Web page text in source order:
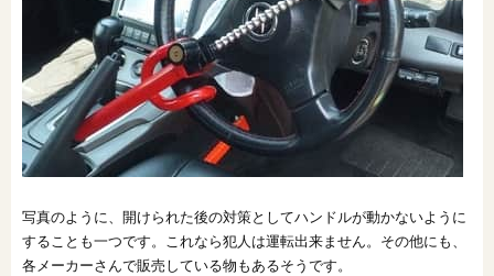
写真のように、開けられた後の対策としてハンドルが動かないように
することも一つです。これなら犯人は運転出来ません。その他にも、
各メーカーさんで販売している物もあるそうです。